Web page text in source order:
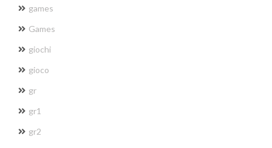
games
Games
giochi
gioco
gr
gr1
gr2